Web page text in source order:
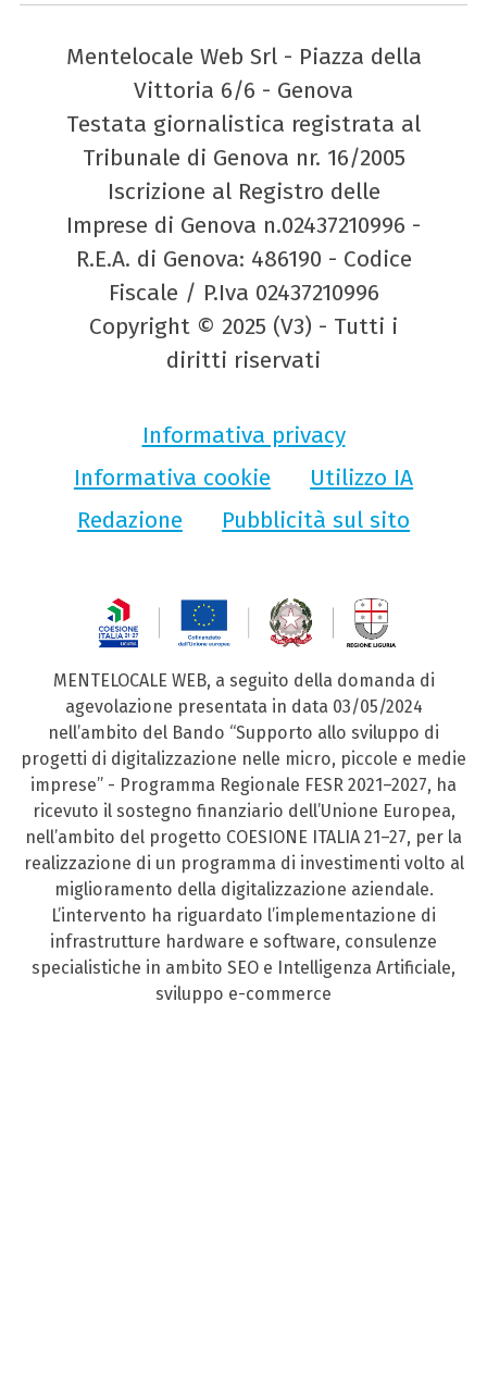
Mentelocale Web Srl - Piazza della
Vittoria 6/6 - Genova
Testata giornalistica registrata al
Tribunale di Genova nr. 16/2005
Iscrizione al Registro delle
Imprese di Genova n.02437210996 -
R.E.A. di Genova: 486190 - Codice
Fiscale / P.Iva 02437210996
Copyright © 2025 (V3) - Tutti i
diritti riservati
Informativa privacy
Informativa cookie
Utilizzo IA
Redazione
Pubblicità sul sito
MENTELOCALE WEB, a seguito della domanda di
agevolazione presentata in data 03/05/2024
nell’ambito del Bando “Supporto allo sviluppo di
progetti di digitalizzazione nelle micro, piccole e medie
imprese” - Programma Regionale FESR 2021–2027, ha
ricevuto il sostegno finanziario dell’Unione Europea,
nell’ambito del progetto COESIONE ITALIA 21–27, per la
realizzazione di un programma di investimenti volto al
miglioramento della digitalizzazione aziendale.
L’intervento ha riguardato l’implementazione di
infrastrutture hardware e software, consulenze
specialistiche in ambito SEO e Intelligenza Artificiale,
sviluppo e-commerce